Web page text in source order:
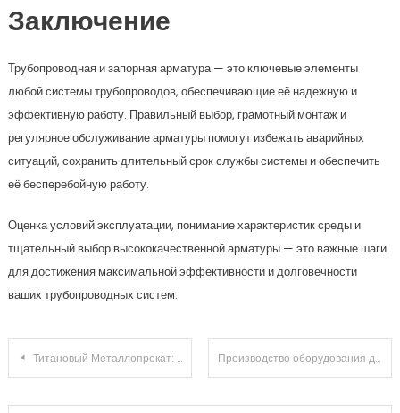
Заключение
Трубопроводная и запорная арматура — это ключевые элементы
любой системы трубопроводов, обеспечивающие её надежную и
эффективную работу. Правильный выбор, грамотный монтаж и
регулярное обслуживание арматуры помогут избежать аварийных
ситуаций, сохранить длительный срок службы системы и обеспечить
её бесперебойную работу.
Оценка условий эксплуатации, понимание характеристик среды и
тщательный выбор высококачественной арматуры — это важные шаги
для достижения максимальной эффективности и долговечности
ваших трубопроводных систем.
Навигация
по
Титановый Металлопрокат: Современные Технологии и Применение Производство оборудования для нефтегазового комплекса, нефтехимии, химии и промышленности минеральных удобрений